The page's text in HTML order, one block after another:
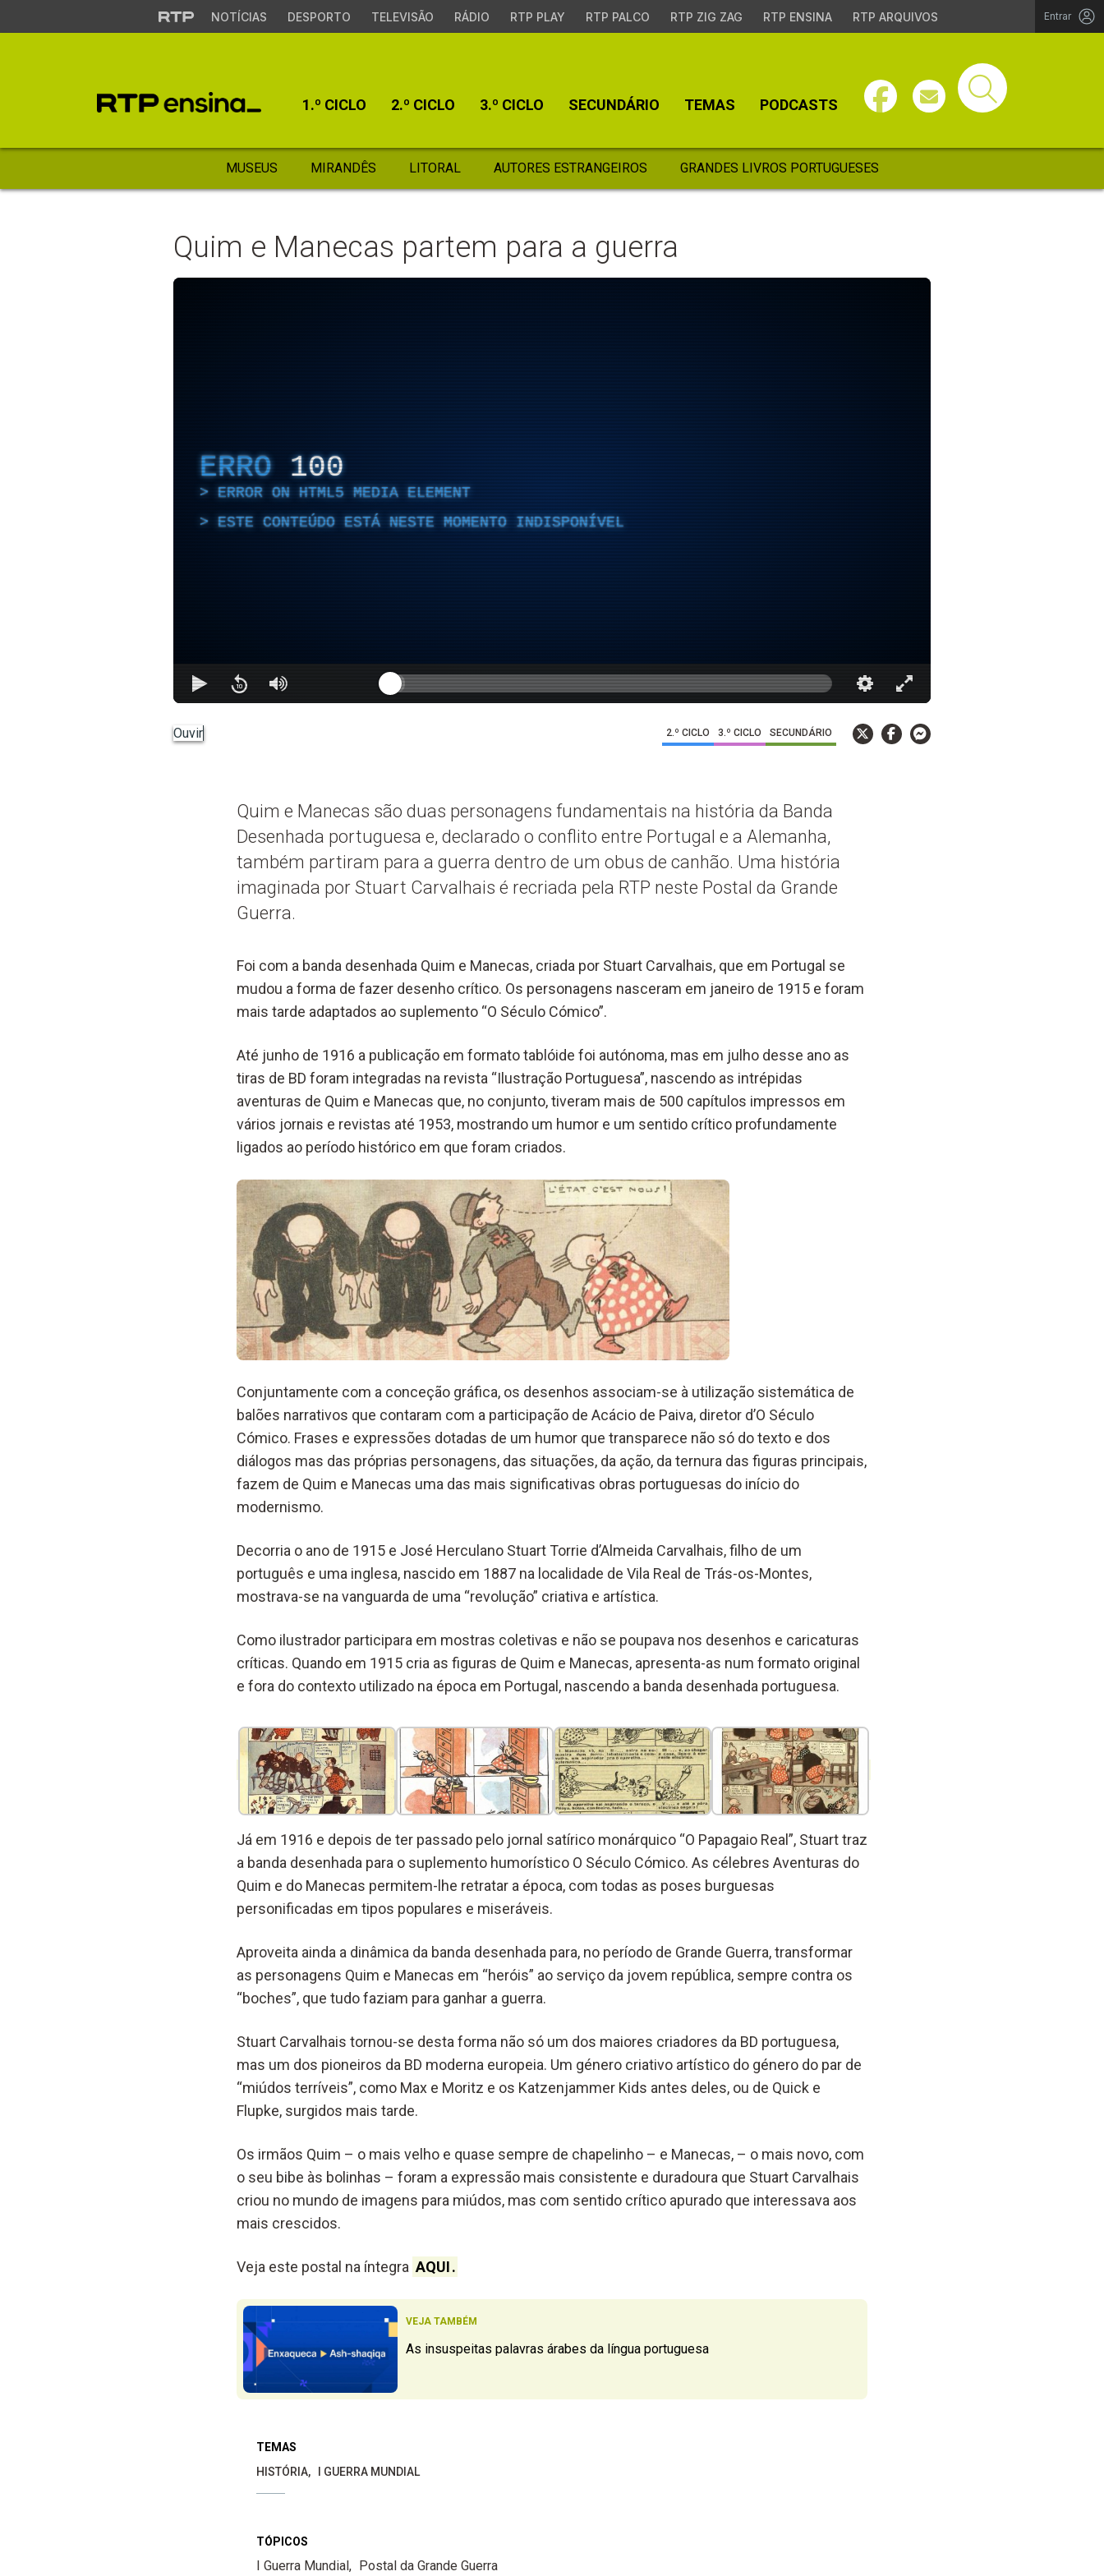
NOTÍCIAS DESPORTO TELEVISÃO RÁDIO RTP PLAY RTP PALCO RTP ZIG ZAG RTP ENSINA RTP ARQUIVOS Entrar
1.º CICLO 2.º CICLO 3.º CICLO SECUNDÁRIO TEMAS PODCASTS
MUSEUS MIRANDÊS LITORAL AUTORES ESTRANGEIROS GRANDES LIVROS PORTUGUESES
Quim e Manecas partem para a guerra
ERRO 100
ERROR ON HTML5 MEDIA ELEMENT
ESTE CONTEÚDO ESTÁ NESTE MOMENTO INDISPONÍVEL
Ouvir 2.º CICLO 3.º CICLO SECUNDÁRIO
Quim e Manecas são duas personagens fundamentais na história da Banda
Desenhada portuguesa e, declarado o conflito entre Portugal e a Alemanha,
também partiram para a guerra dentro de um obus de canhão. Uma história
imaginada por Stuart Carvalhais é recriada pela RTP neste Postal da Grande
Guerra.
Foi com a banda desenhada Quim e Manecas, criada por Stuart Carvalhais, que em Portugal se
mudou a forma de fazer desenho crítico. Os personagens nasceram em janeiro de 1915 e foram
mais tarde adaptados ao suplemento “O Século Cómico”.
Até junho de 1916 a publicação em formato tablóide foi autónoma, mas em julho desse ano as
tiras de BD foram integradas na revista “Ilustração Portuguesa”, nascendo as intrépidas
aventuras de Quim e Manecas que, no conjunto, tiveram mais de 500 capítulos impressos em
vários jornais e revistas até 1953, mostrando um humor e um sentido crítico profundamente
ligados ao período histórico em que foram criados.
Conjuntamente com a conceção gráfica, os desenhos associam-se à utilização sistemática de
balões narrativos que contaram com a participação de Acácio de Paiva, diretor d’O Século
Cómico. Frases e expressões dotadas de um humor que transparece não só do texto e dos
diálogos mas das próprias personagens, das situações, da ação, da ternura das figuras principais,
fazem de Quim e Manecas uma das mais significativas obras portuguesas do início do
modernismo.
Decorria o ano de 1915 e José Herculano Stuart Torrie d’Almeida Carvalhais, filho de um
português e uma inglesa, nascido em 1887 na localidade de Vila Real de Trás-os-Montes,
mostrava-se na vanguarda de uma “revolução” criativa e artística.
Como ilustrador participara em mostras coletivas e não se poupava nos desenhos e caricaturas
críticas. Quando em 1915 cria as figuras de Quim e Manecas, apresenta-as num formato original
e fora do contexto utilizado na época em Portugal, nascendo a banda desenhada portuguesa.
Já em 1916 e depois de ter passado pelo jornal satírico monárquico “O Papagaio Real”, Stuart traz
a banda desenhada para o suplemento humorístico O Século Cómico. As célebres Aventuras do
Quim e do Manecas permitem-lhe retratar a época, com todas as poses burguesas
personificadas em tipos populares e miseráveis.
Aproveita ainda a dinâmica da banda desenhada para, no período de Grande Guerra, transformar
as personagens Quim e Manecas em “heróis” ao serviço da jovem república, sempre contra os
“boches”, que tudo faziam para ganhar a guerra.
Stuart Carvalhais tornou-se desta forma não só um dos maiores criadores da BD portuguesa,
mas um dos pioneiros da BD moderna europeia. Um género criativo artístico do género do par de
“miúdos terríveis”, como Max e Moritz e os Katzenjammer Kids antes deles, ou de Quick e
Flupke, surgidos mais tarde.
Os irmãos Quim – o mais velho e quase sempre de chapelinho – e Manecas, – o mais novo, com
o seu bibe às bolinhas – foram a expressão mais consistente e duradoura que Stuart Carvalhais
criou no mundo de imagens para miúdos, mas com sentido crítico apurado que interessava aos
mais crescidos.
Veja este postal na íntegra AQUI.
VEJA TAMBÉM
As insuspeitas palavras árabes da língua portuguesa
TEMAS
HISTÓRIA
I GUERRA MUNDIAL
TÓPICOS
I Guerra Mundial Postal da Grande Guerra